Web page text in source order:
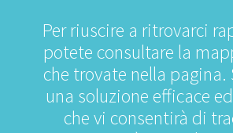
Per riuscire a ritrovarci
potete consultare la
che trovate nella
una soluzione efficace
che vi consentirà di